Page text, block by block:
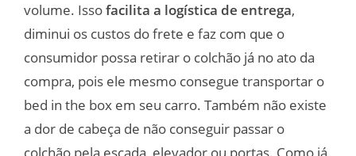
volume. Issofacilita a logística de entrega,
diminui os custos do frete e faz com que o
consumidor possa retirar o colchão já no ato da
compra, pois ele mesmo consegue transportar o
bed in the box em seu carro. Também não existe
a dor de cabeça de não conseguir passar o